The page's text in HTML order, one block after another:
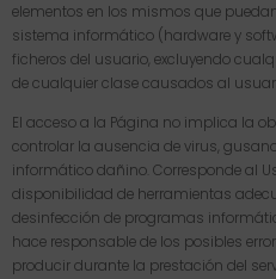
elementos en los mismos que
sistema informático (hardware y
ficheros del usuario, excluyendo
de cualquier clase causados al
El acceso a la Página no implica la
controlar la ausencia de virus,
informático dañino. Corresponde al
disponibilidad de herramientas
desinfección de programas
hace responsable de los posibles
producir durante la prestación del